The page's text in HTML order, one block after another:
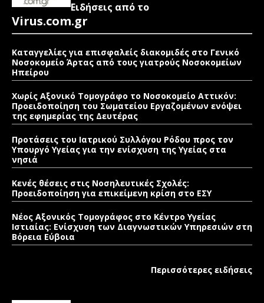
Ειδήσεις από το
Virus.com.gr
Καταγγελίες για επισφαλείς διακομιδές στο Γενικό
Νοσοκομείο Άρτας από τους γιατρούς Νοσοκομείων
Ηπείρου
Χωρίς Αξονικό Τομογράφο το Νοσοκομείο Αττικόν:
Προειδοποίηση του Σωματείου Εργαζομένων ενόψει
της εφημερίας της Δευτέρας
Προτάσεις του Ιατρικού Συλλόγου Ρόδου προς τον
Υπουργό Υγείας για την ενίσχυση της Υγείας στα
νησιά
Κενές θέσεις στις Νοσηλευτικές Σχολές:
Προειδοποίηση για επικείμενη κρίση στο ΕΣΥ
Νέος Αξονικός Τομογράφος στο Κέντρο Υγείας
Ιστιαίας: Ενίσχυση των Διαγνωστικών Υπηρεσιών στη
Βόρεια Εύβοια
Περισσότερες ειδήσεις